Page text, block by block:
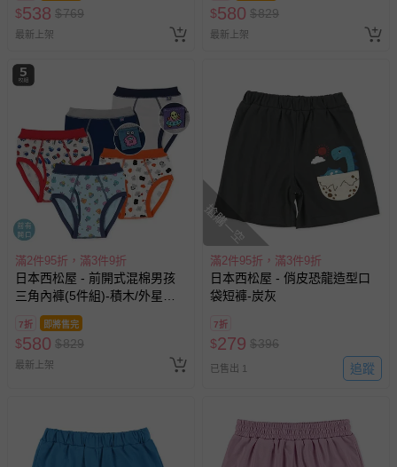
$538 $769
最新上架
$580 $829
最新上架
滿2件95折，滿3件9折
日本西松屋 - 前開式混棉男孩
三角內褲(5件組)-積木/外星人-
藍紅橘系
7折 即將售完
$580 $829
最新上架
搶購一空
滿2件95折，滿3件9折
日本西松屋 - 俏皮恐龍造型口
袋短褲-炭灰
7折
$279 $396
已售出 1 追蹤